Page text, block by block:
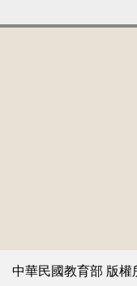
中華民國教育部 版權